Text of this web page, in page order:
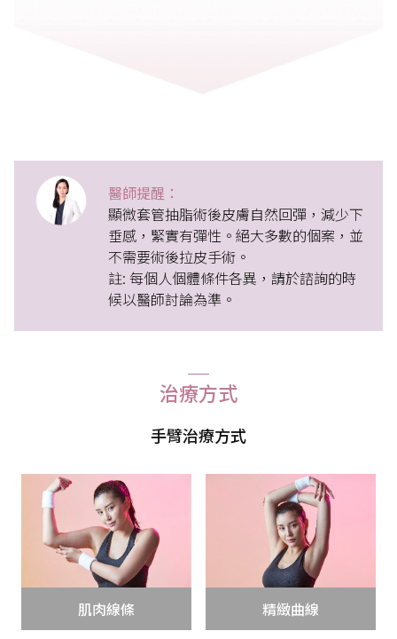
醫師提醒：
顯微套管抽脂術後皮膚自然回彈，減少下
垂感，緊實有彈性。絕大多數的個案，並
不需要術後拉皮手術。
註: 每個人個體條件各異，請於諮詢的時
候以醫師討論為準。
治療方式
手臂治療方式
肌肉線條
精緻曲線